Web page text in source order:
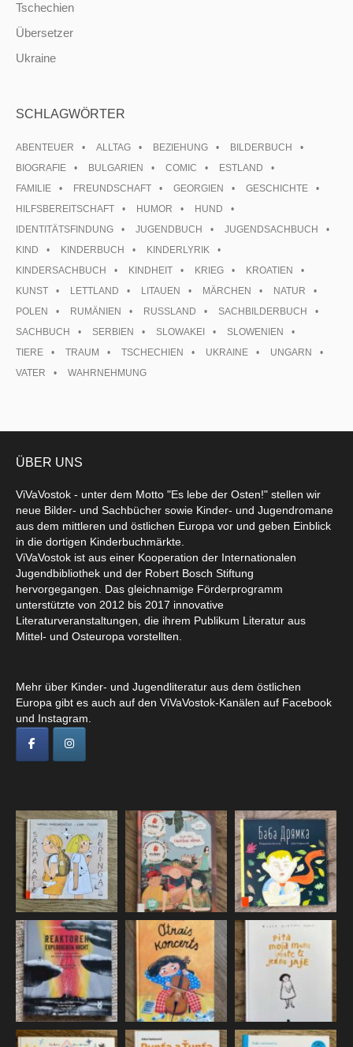
Tschechien
Übersetzer
Ukraine
SCHLAGWÖRTER
ABENTEUER ALLTAG BEZIEHUNG
BILDERBUCH
BIOGRAFIE
BULGARIEN COMIC
ESTLAND
FAMILIE
FREUNDSCHAFT GEORGIEN
GESCHICHTE
HILFSBEREITSCHAFT
HUMOR
HUND
IDENTITÄTSFINDUNG
JUGENDBUCH
JUGENDSACHBUCH
KIND
KINDERBUCH
KINDERLYRIK
KINDERSACHBUCH
KINDHEIT KRIEG
KROATIEN
KUNST
LETTLAND LITAUEN MÄRCHEN
NATUR
POLEN
RUMÄNIEN RUSSLAND
SACHBILDERBUCH
SACHBUCH
SERBIEN SLOWAKEI
SLOWENIEN
TIERE
TRAUM TSCHECHIEN UKRAINE
UNGARN
VATER
WAHRNEHMUNG
ÜBER UNS
ViVaVostok - unter dem Motto "Es lebe der Osten!" stellen wir
neue Bilder- und Sachbücher sowie Kinder- und Jugendromane
aus dem mittleren und östlichen Europa vor und geben Einblick
in die dortigen Kinderbuchmärkte.
ViVaVostok ist aus einer Kooperation der Internationalen
Jugendbibliothek und der Robert Bosch Stiftung
hervorgegangen. Das gleichnamige Förderprogramm
unterstützte von 2012 bis 2017 innovative
Literaturveranstaltungen, die ihrem Publikum Literatur aus
Mittel- und Osteuropa vorstellten.
Mehr über Kinder- und Jugendliteratur aus dem östlichen
Europa gibt es auch auf den ViVaVostok-Kanälen auf Facebook
und Instagram.